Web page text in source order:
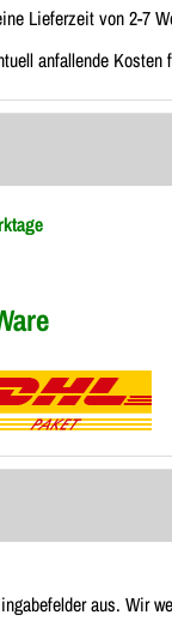
Lieferzeit von 2-7
anfallende Kosten
aus. Wir